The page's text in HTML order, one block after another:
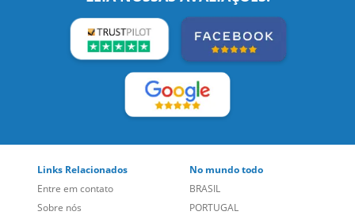
Entre em contato
Sobre nós
Empregos
BRASIL
PORTUGAL
ESTADOS UNIDOS (EN)